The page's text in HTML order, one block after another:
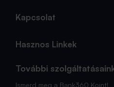
Kapcsolat
Hasznos Linkek
További
Ismerd meg a Bank360 Koint!